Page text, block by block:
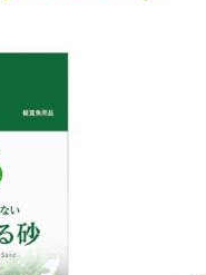
シニアサポート